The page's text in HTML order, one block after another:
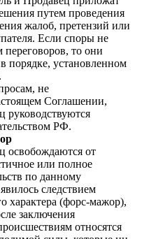
путем проведения
жалоб, претензий или
Если споры не
переговоров, то они
порядке, установленном
не
Соглашении,
руководствуются
РФ.
освобождаются от
или полное
по данному
следствием
характера (форс-мажор),
заключения
относятся